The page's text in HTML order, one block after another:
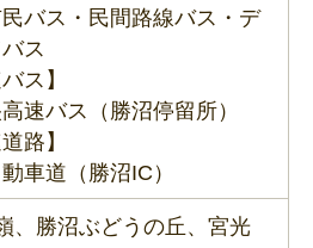
バス・民間路線バス・デ
ス
ス】
高速バス（勝沼停留所）
路】
車道（勝沼IC）
、勝沼ぶどうの丘、宮光